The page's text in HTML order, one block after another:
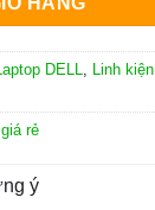
DELL
Linh kiện
rẻ
ý